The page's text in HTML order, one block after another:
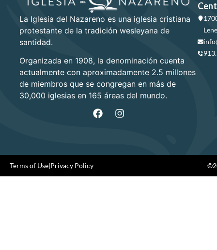
La Iglesia del Nazareno es una iglesia cristiana
protestante de la tradición wesleyana de
santidad.
Organizada en 1908, la denominación cuenta
actualmente con aproximadamente 2.5 millones
de miembros que se congregan en más de
30,000 iglesias en 165 áreas del mundo.
Terms of Use|Privacy Policy